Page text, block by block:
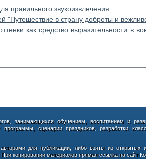
правильного звукоизвлечения
"Путешествие в страну доброты и
как средство выразительности в
занимающихся обучением, воспитанием и
сценарии праздников, разработки
для публикации, либо взяты из открытых
копировании материалов прямая ссылка на сайт